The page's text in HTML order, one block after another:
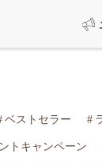
ベストセラー
トキャンペーン